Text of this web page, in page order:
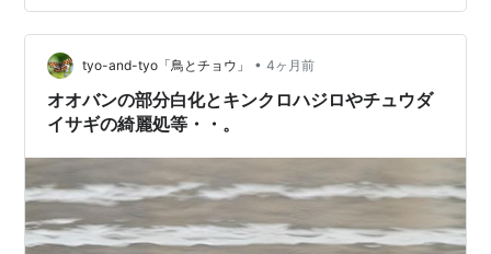
感涙ルイルイであります😂 10時21分。ソングポストで恋
の唄をさえずっていたのは、「ハシブトガラ」ちゃん。
10時27分。モエレ…
tyo-and-tyo「鳥とチョウ」 • 4ヶ月前
オオバンの部分白化とキンクロハジロやチュウダ
イサギの綺麗処等・・。